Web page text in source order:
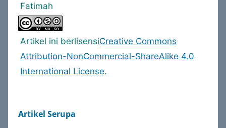
Fatimah
Artikel ini berlisensiCreative Commons
Attribution-NonCommercial-ShareAlike 4.0
International License.
Artikel Serupa